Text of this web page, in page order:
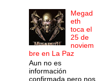
Megad
eth
toca el
25 de
noviem
bre en La Paz
Aun no es
información
confirmada pero nos